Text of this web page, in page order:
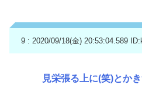
9 : 2020/09/18(金) 20:53:04.589
見栄張る上に(笑)とか